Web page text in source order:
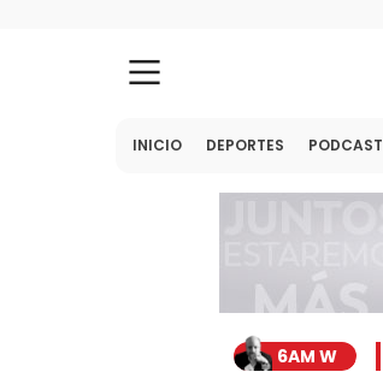
INICIO DEPORTES PODCAST
6AM W